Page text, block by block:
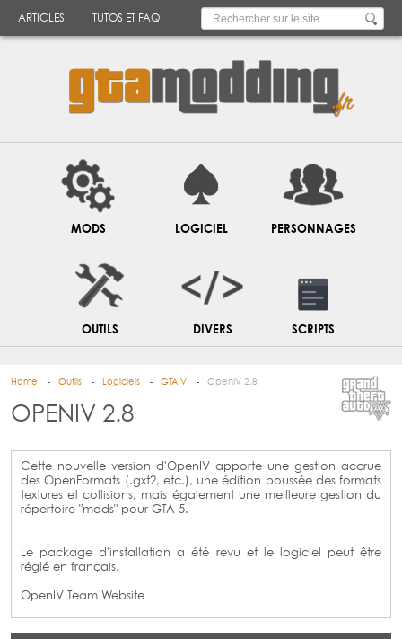
ARTICLES TUTOS ET FAQ
MODS LOGICIEL PERSONNAGES
OUTILS DIVERS SCRIPTS
Home Outils Logiciels GTA V OpenIV 2.8
OPENIV 2.8
Cette nouvelle version d'OpenIV apporte une gestion accrue
des OpenFormats (.gxt2, etc.), une édition poussée des formats
textures et collisions, mais également une meilleure gestion du
répertoire "mods" pour GTA 5.
Le package d'installation a été revu et le logiciel peut être
réglé en français.
OpenIV Team Website